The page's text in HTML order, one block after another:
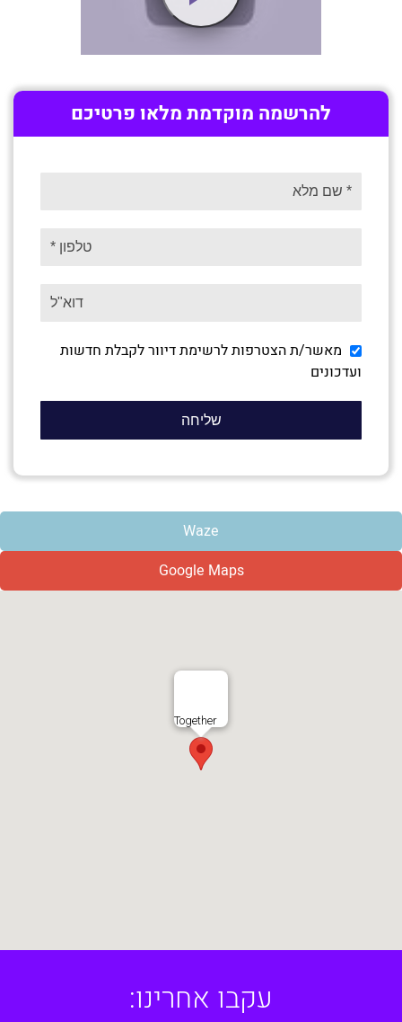
להרשמה מוקדמת מלאו פרטיכם
מאשר/ת הצטרפות לרשימת דיוור לקבלת חדשות
ועדכונים
Waze
Google Maps
Together
עקבו אחרינו: